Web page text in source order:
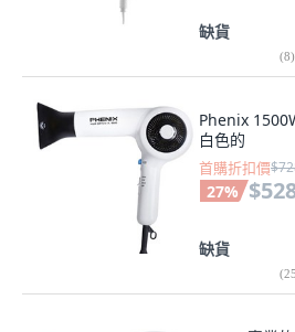
缺貨
(8)
Phenix
白色的
首購折扣價
27%
缺貨
(25